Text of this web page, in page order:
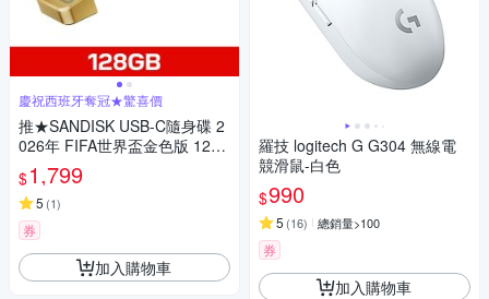
慶祝西班牙奪冠★驚喜價
推★SANDISK USB-C隨身碟 2
026年 FIFA世界盃金色版 128
GB (公司貨)
$1,799
5 (1)
券
加入購物車
羅技 logitech G G304 無線電
競滑鼠-白色
$990
5 (16) 總銷量>100
券
加入購物車